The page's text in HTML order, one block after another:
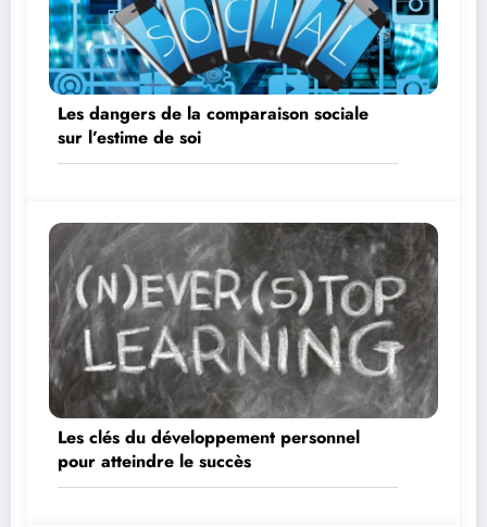
Les dangers de la comparaison sociale
sur l’estime de soi
Les clés du développement personnel
pour atteindre le succès